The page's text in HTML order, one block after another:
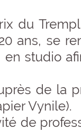
du
ans, se
studio
de la
Vynile).
de